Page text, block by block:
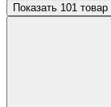
Показать 101 товар